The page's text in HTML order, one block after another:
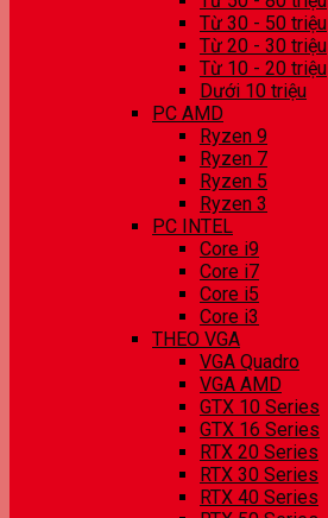
Từ 30 - 50 triệu
Từ 20 - 30 triệu
Từ 10 - 20 triệu
Dưới 10 triệu
PC AMD
Ryzen 9
Ryzen 7
Ryzen 5
Ryzen 3
PC INTEL
Core i9
Core i7
Core i5
Core i3
THEO VGA
VGA Quadro
VGA AMD
GTX 10 Series
GTX 16 Series
RTX 20 Series
RTX 30 Series
RTX 40 Series